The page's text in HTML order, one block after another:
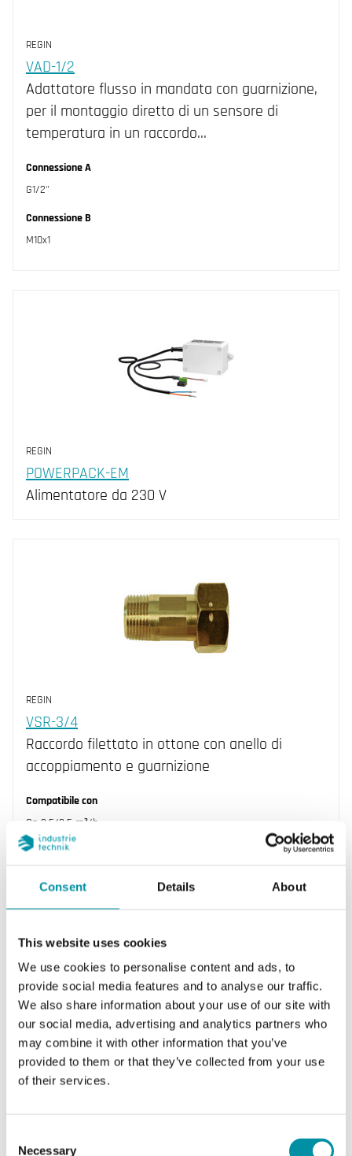
Consent Details About
This website uses cookies
We use cookies to personalise content and ads, to
provide social media features and to analyse our traffic.
We also share information about your use of our site with
our social media, advertising and analytics partners who
may combine it with other information that you’ve
provided to them or that they’ve collected from your use
of their services.
Necessary
REGIN
VAD-1/2
Adattatore flusso in mandata con guarnizione,
per il montaggio diretto di un sensore di
temperatura in un raccordo…
Connessione A
G1/2"
Connessione B
M10x1
REGIN
POWERPACK-EM
Alimentatore da 230 V
REGIN
VSR-3/4
Raccordo filettato in ottone con anello di
accoppiamento e guarnizione
Compatibile con
Qp 2,5/3,5 m³/h
Connessione A